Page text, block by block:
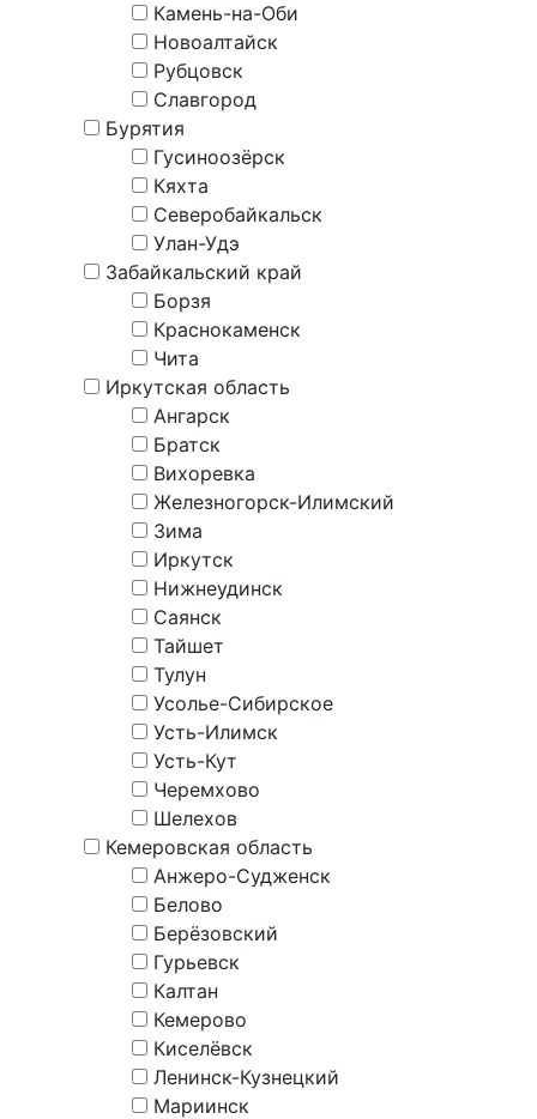
Камень-на-Оби
Новоалтайск
Рубцовск
Славгород
Бурятия
Гусиноозёрск
Кяхта
Северобайкальск
Улан-Удэ
Забайкальский край
Борзя
Краснокаменск
Чита
Иркутская область
Ангарск
Братск
Вихоревка
Железногорск-Илимский
Зима
Иркутск
Нижнеудинск
Саянск
Тайшет
Тулун
Усолье-Сибирское
Усть-Илимск
Усть-Кут
Черемхово
Шелехов
Кемеровская область
Анжеро-Судженск
Белово
Берёзовский
Гурьевск
Калтан
Кемерово
Киселёвск
Ленинск-Кузнецкий
Мариинск